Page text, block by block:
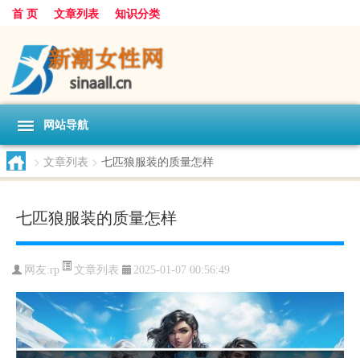
首 页 文章列表 知识分类
网站导航
> 文章列表 > 七匹狼服装的质量怎样
七匹狼服装的质量怎样
网友:rp 文章列表 2025-01-07 00:56:49